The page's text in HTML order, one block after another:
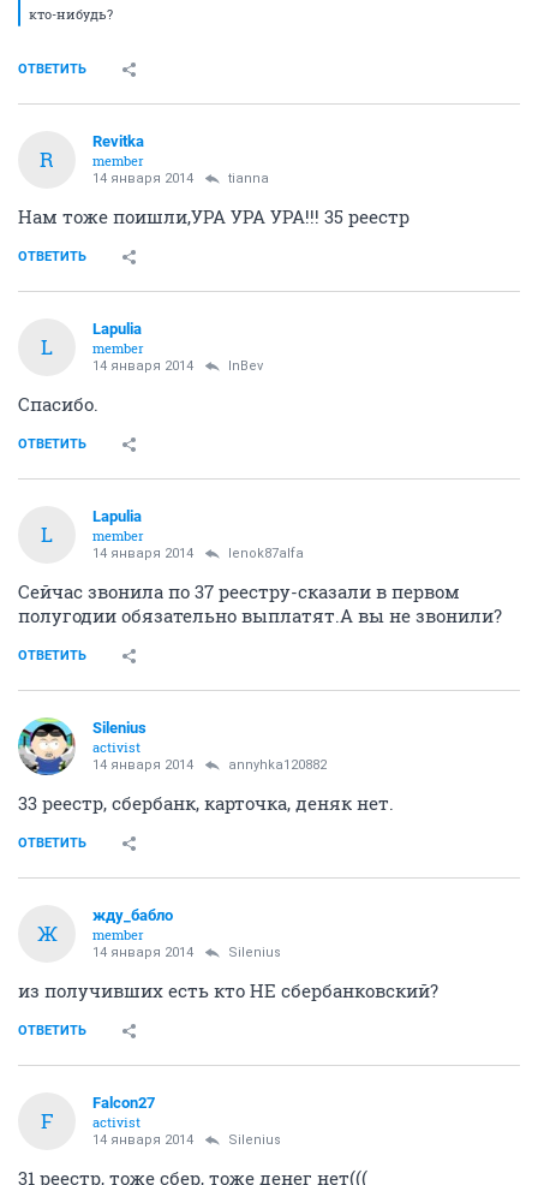
кто-нибудь?
ОТВЕТИТЬ
R
Revitka
member
14 января 2014 tianna
Нам тоже поишли,УРА УРА УРА!!! 35 реестр
ОТВЕТИТЬ
L
Lapulia
member
14 января 2014 InBev
Спасибо.
ОТВЕТИТЬ
L
Lapulia
member
14 января 2014 lenok87alfa
Сейчас звонила по 37 реестру-сказали в первом
полугодии обязательно выплатят.А вы не звонили?
ОТВЕТИТЬ
Silenius
activist
14 января 2014 annyhka120882
33 реестр, сбербанк, карточка, деняк нет.
ОТВЕТИТЬ
Ж
жду_бабло
member
14 января 2014 Silenius
из получивших есть кто НЕ сбербанковский?
ОТВЕТИТЬ
F
Falcon27
activist
14 января 2014 Silenius
31 реестр, тоже сбер, тоже денег нет(((